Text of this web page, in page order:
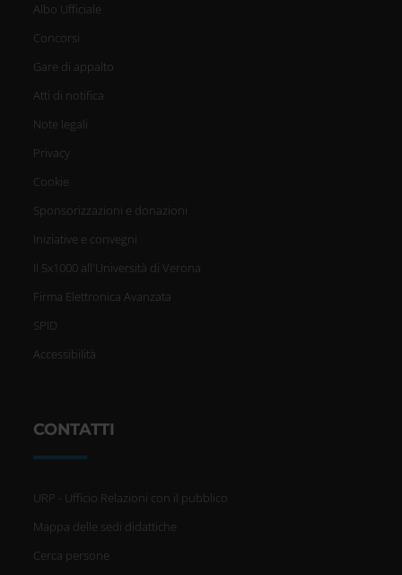
Albo Ufficiale
Concorsi
Gare di appalto
Atti di notifica
Note legali
Privacy
Cookie
Sponsorizzazioni e donazioni
Iniziative e convegni
Il 5x1000 all'Università di Verona
Firma Elettronica Avanzata
SPID
Accessibilità
CONTATTI
URP - Ufficio Relazioni con il pubblico
Mappa delle sedi didattiche
Cerca persone